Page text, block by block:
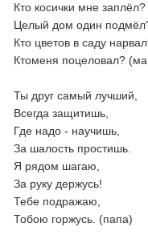
Кто косички мне заплёл?
Целый дом один
Кто цветов в саду
Ктоменя поцеловал?
Ты друг самый лучший,
Всегда защитишь,
Где надо - научишь,
За шалость простишь.
Я рядом шагаю,
За руку держусь!
Тебе подражаю,
Тобою горжусь. (папа)